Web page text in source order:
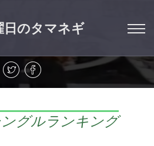
日のタマネギ
グルランキング